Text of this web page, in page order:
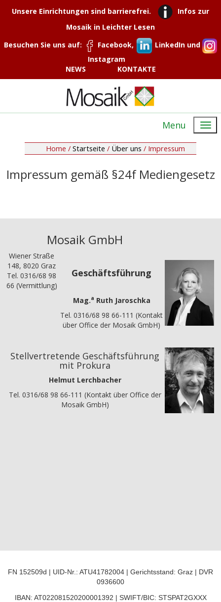
Unsere Einrichtungen sind barrierefrei.
Infos zur
Mosaik in Leichter Lesen
Besuchen Sie uns auf:
Facebook,
LinkedIn und
Instagram
NEWS
KONTAKTE
Menu
Home / Startseite / Über uns / Impressum
Impressum gemäß §24f Mediengesetz
Mosaik GmbH
Wiener Straße
148, 8020 Graz
Tel. 0316/68 98
66 (Vermittlung)
Geschäftsführung
Mag.a Ruth Jaroschka
Tel. 0316/68 98 66-111 (Kontakt
über Office der Mosaik GmbH)
Stellvertretende Geschäftsführung
mit Prokura
Helmut Lerchbacher
Tel. 0316/68 98 66-111 (Kontakt über Office der
Mosaik GmbH)
FN 152509d | UID-Nr.: ATU41782004 | Gerichtsstand: Graz | DVR
0936600
IBAN: AT022081520200001392 | SWIFT/BIC: STSPAT2GXXX